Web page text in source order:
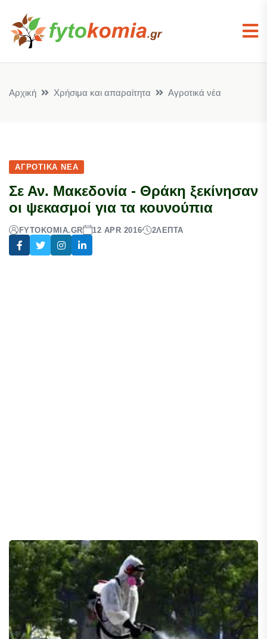
Αρχική Χρήσιμα και απαραίτητα Αγροτικά νέα
ΑΓΡΟΤΙΚΆ ΝΈΑ
Σε Αν. Μακεδονία - Θράκη ξεκίνησαν
οι ψεκασμοί για τα κουνούπια
FYTOKOMIA.GR 12 APR 2016 2ΛΕΠΤΆ